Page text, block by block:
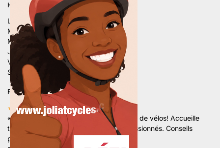
HORAIRE D’ÉTÉ
Lu. – 9h – 12h | 14h – 18h
Ma. – 9h – 12h | 14h – 18h
Me. – 9h – 12h | 14h – 18h
Je. – 9h – 12h | 14h – 18h
Ve. – 9h – 12h | 14h – 18h
Sa. – 9h – 12h | 13h30 – 16h
PLUS DE 80 AVIS 5 ÉTOILES
★★★★★
« Superbe magasin avec un grand choix de vélos! Accueille
très sympathique par une équipe de passionnés. Conseils
professionnels et de qualités.